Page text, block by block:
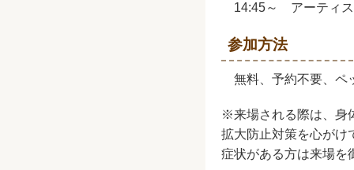
14:45～ アーティス
参加方法
無料、予約不要、ペ
※来場される際は、身
拡大防止対策を心がけ
症状がある方は来場を